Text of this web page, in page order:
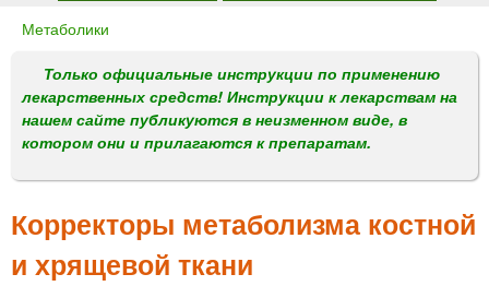
а
о
е
м
е
н
Вы
здесь
Метаболики
Только официальные инструкции по применению
лекарственных средств! Инструкции к лекарствам на
нашем сайте публикуются в неизменном виде, в
котором они и прилагаются к препаратам.
Корректоры метаболизма костной
и хрящевой ткани